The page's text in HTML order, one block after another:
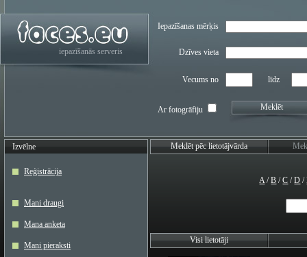
iepazīšanās serveris
Iepazīšanas mērķis
Dzīves vieta
Vecums no līdz
Ar fotogrāfiju Meklēt
Izvēlne
Reģistrācija
Mani draugi
Mana anketa
Mani pieraksti
Meklēt pēc lietotājvārda
A/B /C /D /
Visi lietotāji